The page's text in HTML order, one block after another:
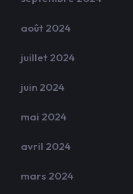
août 2024
juillet 2024
juin 2024
mai 2024
avril 2024
mars 2024